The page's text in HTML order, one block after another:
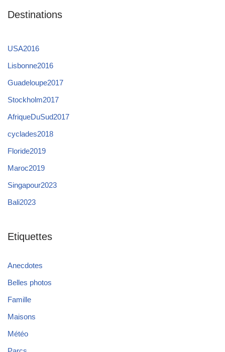
Destinations
USA2016
Lisbonne2016
Guadeloupe2017
Stockholm2017
AfriqueDuSud2017
cyclades2018
Floride2019
Maroc2019
Singapour2023
Bali2023
Etiquettes
Anecdotes
Belles photos
Famille
Maisons
Météo